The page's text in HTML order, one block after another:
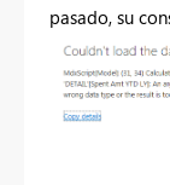
pasado, su